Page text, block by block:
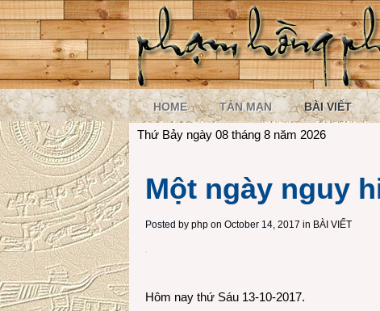
HOME TẢN MẠN BÀI VIẾT
Thứ Bảy ngày 08 tháng 8 năm 2026
Một ngày nguy
Posted by php on October 14, 2017 in BÀI VIẾT
Hôm nay thứ Sáu 13-10-2017.